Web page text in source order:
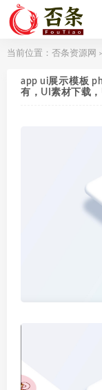
当前位置： 否条资源网 >
app ui展示模板
有，UI素材下载